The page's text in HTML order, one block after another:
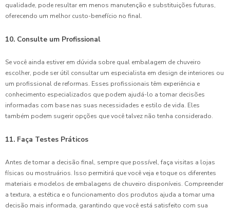
qualidade, pode resultar em menos manutenção e substituições futuras,
oferecendo um melhor custo-benefício no final.
10. Consulte um Profissional
Se você ainda estiver em dúvida sobre qual embalagem de chuveiro
escolher, pode ser útil consultar um especialista em design de interiores ou
um profissional de reformas. Esses profissionais têm experiência e
conhecimento especializados que podem ajudá-lo a tomar decisões
informadas com base nas suas necessidades e estilo de vida. Eles
também podem sugerir opções que você talvez não tenha considerado.
11. Faça Testes Práticos
Antes de tomar a decisão final, sempre que possível, faça visitas a lojas
físicas ou mostruários. Isso permitirá que você veja e toque os diferentes
materiais e modelos de embalagens de chuveiro disponíveis. Compreender
a textura, a estética e o funcionamento dos produtos ajuda a tomar uma
decisão mais informada, garantindo que você está satisfeito com sua